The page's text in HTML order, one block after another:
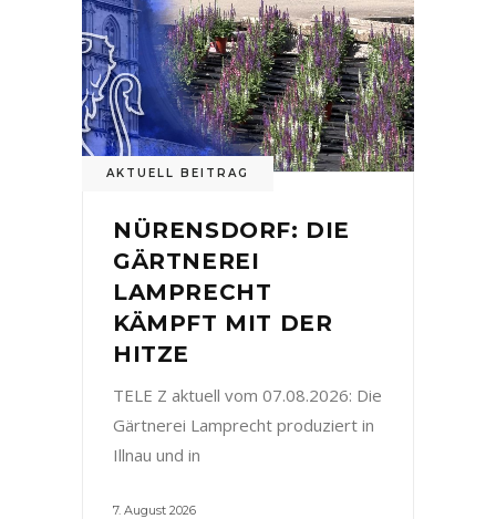
AKTUELL BEITRAG
NÜRENSDORF: DIE
GÄRTNEREI
LAMPRECHT
KÄMPFT MIT DER
HITZE
TELE Z aktuell vom 07.08.2026: Die
Gärtnerei Lamprecht produziert in
Illnau und in
7. August 2026